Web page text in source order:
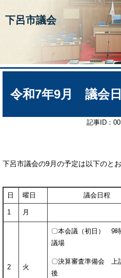
検
索
下呂市議会
本
令和7年9月 議会
記事ID：
下呂市議会の9月の予定は以下のとお
日 曜日 議会日程
1 月
2 火
〇本会議（初日） 9
議場
〇決算審査準備会 上
後